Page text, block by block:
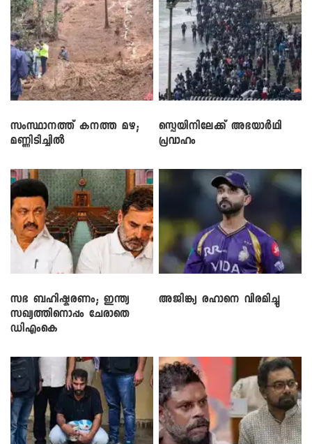
സംസ്ഥാനത്ത് കനത്ത മഴ;
മണ്ണിടിച്ചിൽ
സ്പെയിനിലേക്ക് അഭയാർഥി
പ്രവാഹം
സഭ ബഹിഷ്കരണം; ഇന്ത്യ
സഖ്യത്തിനൊപ്പം ചേരാതെ
ഡിഎംകെ
അജിങ്ക്യ രഹാനെ വിരമിച്ചു